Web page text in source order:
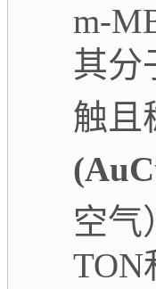
m-
其分
触且
空气
TON